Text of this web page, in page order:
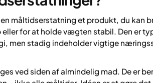
måltidserstatning et produkt, du kan
for at holde vægten stabil. Den er
men stadig indeholder vigtige
ved siden af almindelig mad. De er